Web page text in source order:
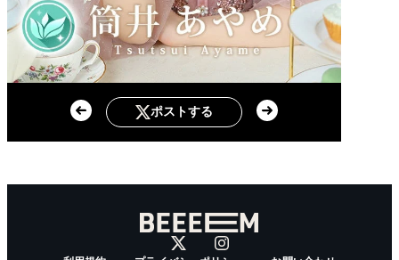
ポストする